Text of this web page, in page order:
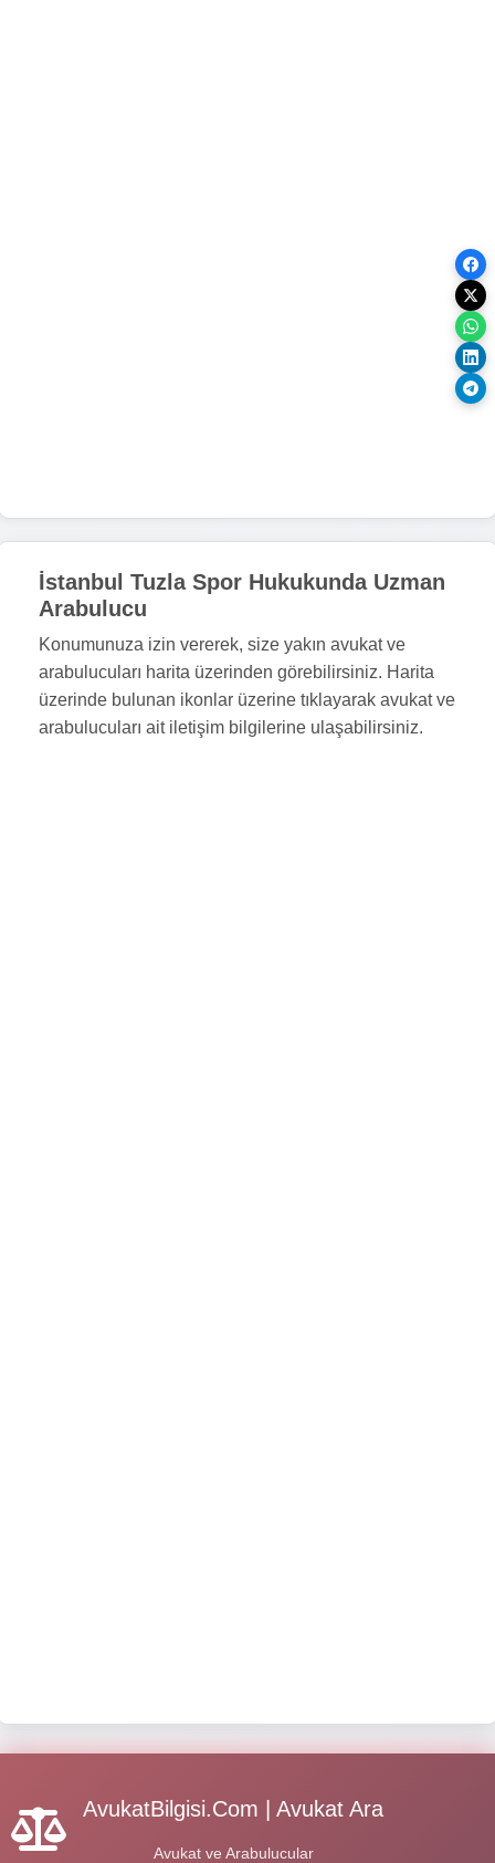
İstanbul Tuzla Spor Hukukunda Uzman
Arabulucu
Konumunuza izin vererek, size yakın avukat ve
arabulucuları harita üzerinden görebilirsiniz. Harita
üzerinde bulunan ikonlar üzerine tıklayarak avukat ve
arabulucuları ait iletişim bilgilerine ulaşabilirsiniz.
AvukatBilgisi.Com | Avukat Ara
Avukat ve Arabulucular